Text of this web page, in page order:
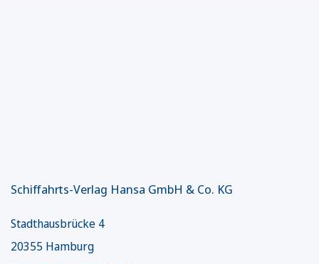
Schiffahrts-Verlag Hansa GmbH & Co. KG
Stadthausbrücke 4
20355 Hamburg